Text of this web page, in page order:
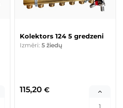
Kolektors 124 5 gredzeni
Izmēri: 5 žiedų
115,20 €